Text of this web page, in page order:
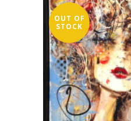
OUT OF
STOCK